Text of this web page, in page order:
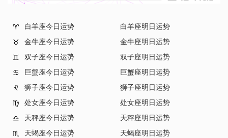
♈ 白羊座今日运势
白羊座明日运势
♉
金牛座今日运势
金牛座明日运势
♊
双子座今日运势
双子座明日运势
♋
巨蟹座今日运势
巨蟹座明日运势
♌
狮子座今日运势
狮子座明日运势
♍
处女座今日运势
处女座明日运势
♎
天秤座今日运势
天秤座明日运势
♏
天蝎座今日运势
天蝎座明日运势